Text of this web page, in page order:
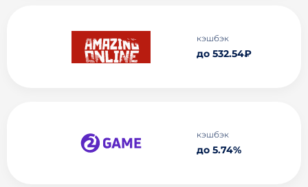
кэшбэк
до 532.54₽
кэшбэк
до 5.74%